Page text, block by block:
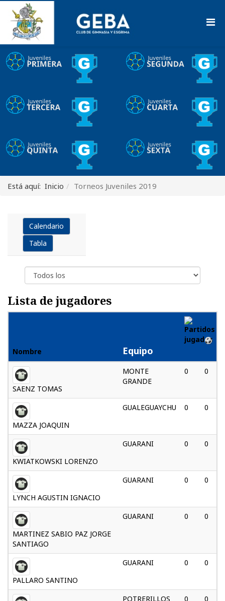
Está aquí: Inicio Torneos Juveniles 2019
Calendario
Tabla
Lista de jugadores
Nombre Equipo
SAENZ TOMAS
MONTE
GRANDE
0 0
MAZZA JOAQUIN
GUALEGUAYCHU 0 0
KWIATKOWSKI LORENZO
GUARANI 0 0
LYNCH AGUSTIN IGNACIO
GUARANI 0 0
MARTINEZ SABIO PAZ JORGE
SANTIAGO
GUARANI 0 0
PALLARO SANTINO
GUARANI 0 0
POTRERILLOS 0 0